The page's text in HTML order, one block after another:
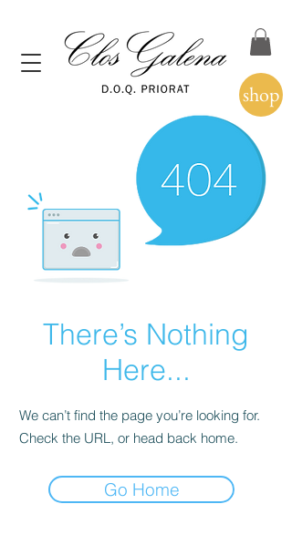
shop
There’s Nothing
Here...
We can’t find the page you’re looking for.
Check the URL, or head back home.
Go Home